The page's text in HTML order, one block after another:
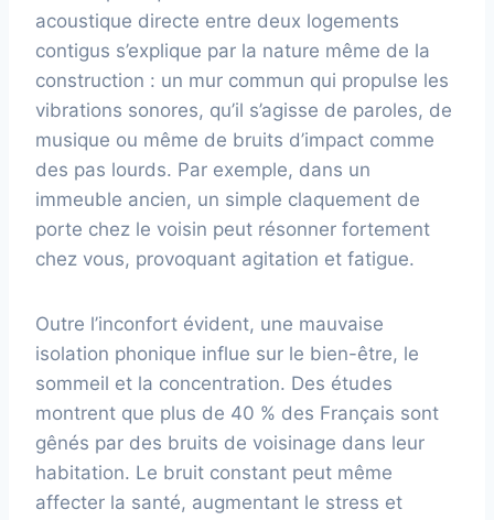
acoustique directe entre deux logements
contigus s’explique par la nature même de la
construction : un mur commun qui propulse les
vibrations sonores, qu’il s’agisse de paroles, de
musique ou même de bruits d’impact comme
des pas lourds. Par exemple, dans un
immeuble ancien, un simple claquement de
porte chez le voisin peut résonner fortement
chez vous, provoquant agitation et fatigue.
Outre l’inconfort évident, une mauvaise
isolation phonique influe sur le bien-être, le
sommeil et la concentration. Des études
montrent que plus de 40 % des Français sont
gênés par des bruits de voisinage dans leur
habitation. Le bruit constant peut même
affecter la santé, augmentant le stress et